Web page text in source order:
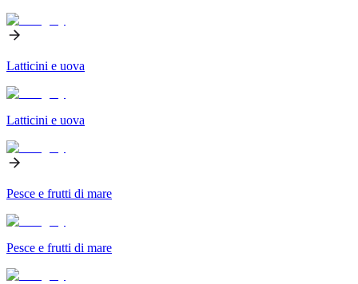
Latticini e uova
Latticini e uova
Pesce e frutti di mare
Pesce e frutti di mare